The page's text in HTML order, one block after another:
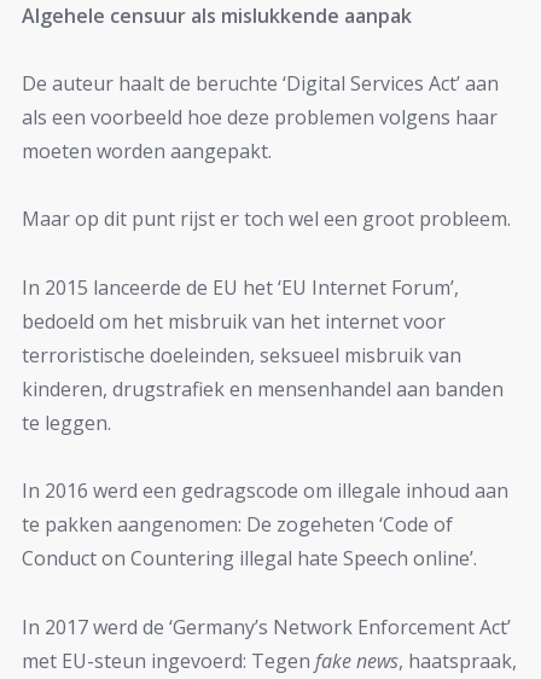
Algehele censuur als mislukkende aanpak
De auteur haalt de beruchte ‘Digital Services Act’ aan
als een voorbeeld hoe deze problemen volgens haar
moeten worden aangepakt.
Maar op dit punt rijst er toch wel een groot probleem.
In 2015 lanceerde de EU het ‘EU Internet Forum’,
bedoeld om het misbruik van het internet voor
terroristische doeleinden, seksueel misbruik van
kinderen, drugstrafiek en mensenhandel aan banden
te leggen.
In 2016 werd een gedragscode om illegale inhoud aan
te pakken aangenomen: De zogeheten ‘Code of
Conduct on Countering illegal hate Speech online’.
In 2017 werd de ‘Germany’s Network Enforcement Act’
met EU-steun ingevoerd: Tegen fake news, haatspraak,